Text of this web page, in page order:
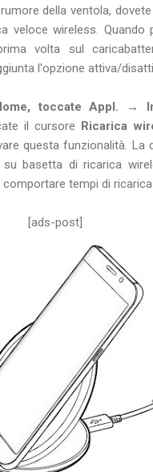
della ventola,
veloce wireless. Quando
volta sul
l'opzione attiva/
toccate Appl. →
il cursore Ricarica
questa funzionalità. La
basetta di ricarica
tempi di
[ads-post]